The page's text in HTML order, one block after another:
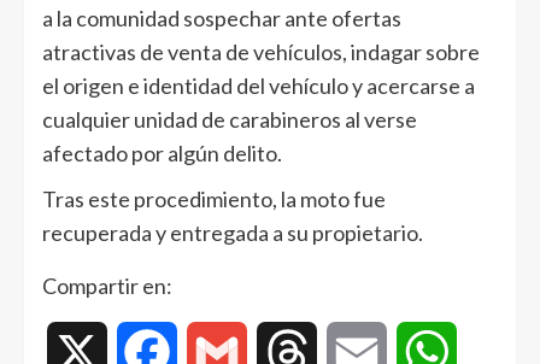
a la comunidad sospechar ante ofertas
atractivas de venta de vehículos, indagar sobre
el origen e identidad del vehículo y acercarse a
cualquier unidad de carabineros al verse
afectado por algún delito.
Tras este procedimiento, la moto fue
recuperada y entregada a su propietario.
Compartir en:
Facebook Gmail Threads Email